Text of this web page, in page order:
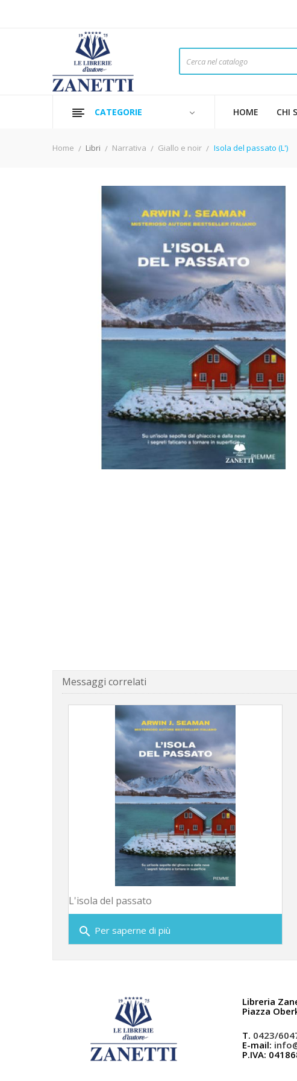
CATEGORIE HOME CHI
Home Libri Narrativa Giallo e noir Isola del passato (L')
Messaggi correlati
L'isola del passato
search Per saperne di più
Libreria
Piazza
T. 0423/
E-mail:
P.IVA: